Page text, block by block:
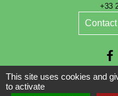
+33
This site uses cookies and
to activate